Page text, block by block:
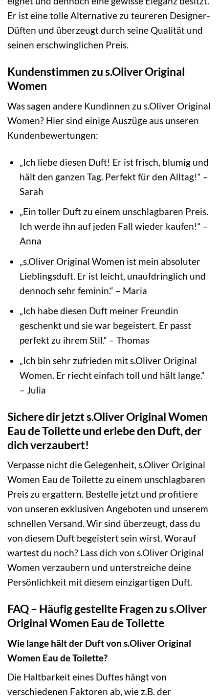
Er ist eine tolle Alternative zu teureren Designer-
Düften und überzeugt durch seine Qualität und
seinen erschwinglichen Preis.
Kundenstimmen zu s.Oliver Original
Women
Was sagen andere Kundinnen zu s.Oliver Original
Women? Hier sind einige Auszüge aus unseren
Kundenbewertungen:
„Ich liebe diesen Duft! Er ist frisch, blumig und
hält den ganzen Tag. Perfekt für den Alltag!“ –
Sarah
„Ein toller Duft zu einem unschlagbaren Preis.
Ich werde ihn auf jeden Fall wieder kaufen!“ –
Anna
„s.Oliver Original Women ist mein absoluter
Lieblingsduft. Er ist leicht, unaufdringlich und
dennoch sehr feminin.“ – Maria
„Ich habe diesen Duft meiner Freundin
geschenkt und sie war begeistert. Er passt
perfekt zu ihrem Stil.“ – Thomas
„Ich bin sehr zufrieden mit s.Oliver Original
Women. Er riecht einfach toll und hält lange.“
– Julia
Sichere dir jetzt s.Oliver Original Women
Eau de Toilette und erlebe den Duft, der
dich verzaubert!
Verpasse nicht die Gelegenheit, s.Oliver Original
Women Eau de Toilette zu einem unschlagbaren
Preis zu ergattern. Bestelle jetzt und profitiere
von unseren exklusiven Angeboten und unserem
schnellen Versand. Wir sind überzeugt, dass du
von diesem Duft begeistert sein wirst. Worauf
wartest du noch? Lass dich von s.Oliver Original
Women verzaubern und unterstreiche deine
Persönlichkeit mit diesem einzigartigen Duft.
FAQ – Häufig gestellte Fragen zu s.Oliver
Original Women Eau de Toilette
Wie lange hält der Duft von s.Oliver Original
Women Eau de Toilette?
Die Haltbarkeit eines Duftes hängt von
verschiedenen Faktoren ab, wie z.B. der